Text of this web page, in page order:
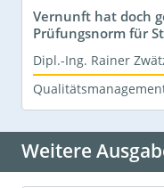
Vernunft hat doch
Prüfungsnorm für
Dipl.-Ing. Rainer
Weitere